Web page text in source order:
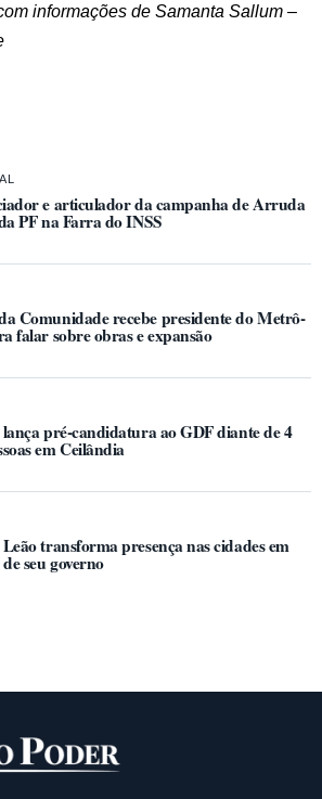
informações de Samanta Sallum –
e articulador da campanha de Arruda
PF na Farra do INSS
Comunidade recebe presidente do Metrô-
falar sobre obras e expansão
pré-candidatura ao GDF diante de 4
em Ceilândia
transforma presença nas cidades em
seu governo